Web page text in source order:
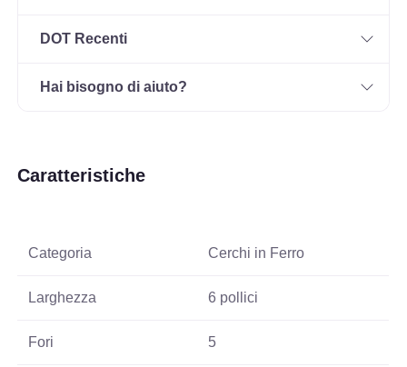
DOT Recenti
Hai bisogno di aiuto?
Caratteristiche
Categoria Cerchi in Ferro
Larghezza 6 pollici
Fori 5